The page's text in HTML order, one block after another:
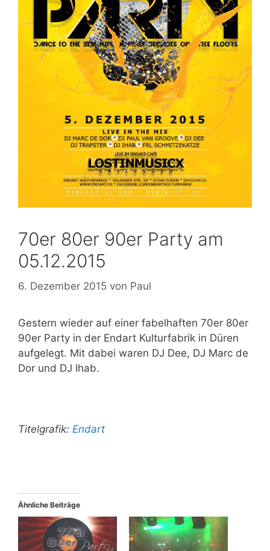
70er 80er 90er Party am
05.12.2015
6. Dezember 2015 von Paul
Gestern wieder auf einer fabelhaften 70er 80er
90er Party in der Endart Kulturfabrik in Düren
aufgelegt. Mit dabei waren DJ Dee, DJ Marc de
Dor und DJ Ihab.
Titelgrafik: Endart
Ähnliche Beiträge